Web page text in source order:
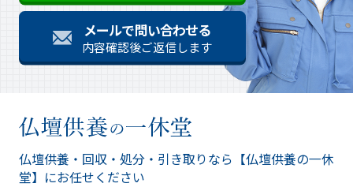
メールで問い合わせる
内容確認後ご返信します
仏壇供養・回収・処分・引き取りなら 【仏壇供養の一休
堂】にお任せください